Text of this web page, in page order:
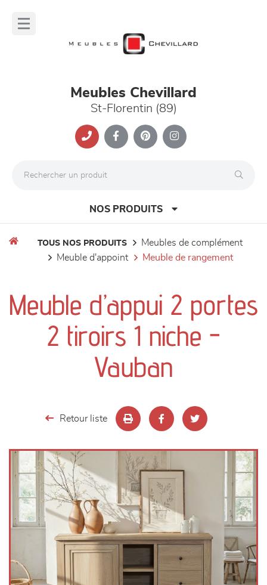
Meubles Chevillard
St-Florentin (89)
NOS PRODUITS
séjours
meubles de complément
chambres et dressing
TOUS NOS PRODUITS
meubles de complément
meuble d'appoint
meuble de rangement
Meuble d’appui 2 portes
2 tiroirs 1 niche -
Vauban
Retour liste